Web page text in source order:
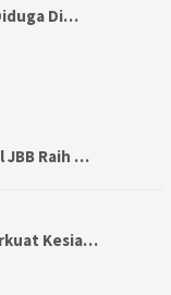
Di…
JBB Raih …
Kesia…